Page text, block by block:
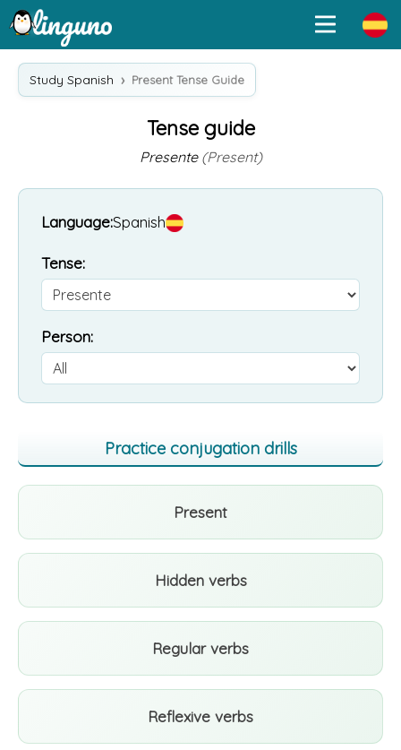
Study Spanish Present Tense Guide
Tense guide
Presente (Present)
Language:Spanish
Tense:
Person:
Practice conjugation drills
Present
Hidden verbs
Regular verbs
Reflexive verbs